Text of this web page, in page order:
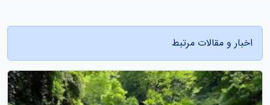
اخبار و مقالات مرتبط